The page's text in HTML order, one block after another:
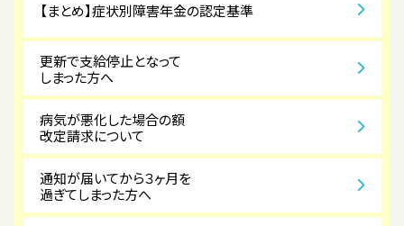
【まとめ】症状別障害年金の認定基準
更新で支給停止となって
しまった方へ
病気が悪化した場合の額
改定請求について
通知が届いてから３ヶ月を
過ぎてしまった方へ